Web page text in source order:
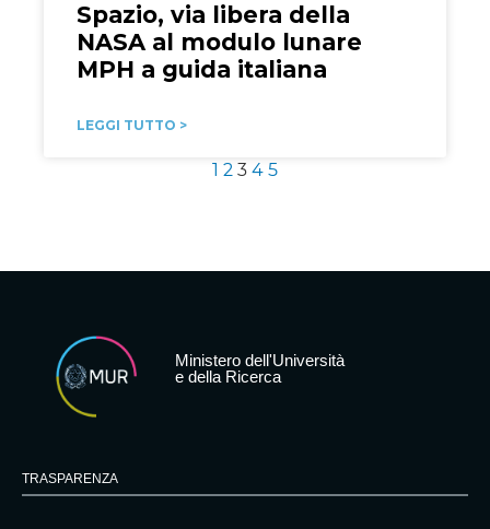
Spazio, via libera della
NASA al modulo lunare
MPH a guida italiana
LEGGI TUTTO >
1 2 3 4 5
Ministero dell'Università
e della Ricerca
TRASPARENZA